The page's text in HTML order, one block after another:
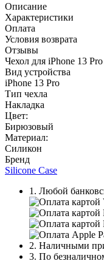
Описание
Характеристики
Оплата
Условия возврата
Отзывы
Чехол для iPhone 13
Вид устройства
iPhone 13 Pro
Тип чехла
Накладка
Цвет:
Бирюзовый
Материал:
Силикон
Бренд
Silicone Case
1. Любой
2. Наличными
3. По